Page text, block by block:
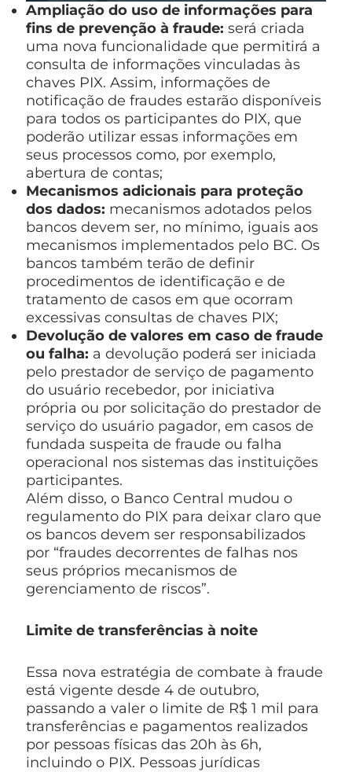
Ampliação do uso de informações para
fins de prevenção à fraude: será criada
uma nova funcionalidade que permitirá a
consulta de informações vinculadas às
chaves PIX. Assim, informações de
notificação de fraudes estarão disponíveis
para todos os participantes do PIX, que
poderão utilizar essas informações em
seus processos como, por exemplo,
abertura de contas;
Mecanismos adicionais para proteção
dos dados: mecanismos adotados pelos
bancos devem ser, no mínimo, iguais aos
mecanismos implementados pelo BC. Os
bancos também terão de definir
procedimentos de identificação e de
tratamento de casos em que ocorram
excessivas consultas de chaves PIX;
Devolução de valores em caso de fraude
ou falha: a devolução poderá ser iniciada
pelo prestador de serviço de pagamento
do usuário recebedor, por iniciativa
própria ou por solicitação do prestador de
serviço do usuário pagador, em casos de
fundada suspeita de fraude ou falha
operacional nos sistemas das instituições
participantes.
Além disso, o Banco Central mudou o
regulamento do PIX para deixar claro que
os bancos devem ser responsabilizados
por “fraudes decorrentes de falhas nos
seus próprios mecanismos de
gerenciamento de riscos”.
Limite de transferências à noite
Essa nova estratégia de combate à fraude
está vigente desde 4 de outubro,
passando a valer o limite de R$ 1 mil para
transferências e pagamentos realizados
por pessoas físicas das 20h às 6h,
incluindo o PIX. Pessoas jurídicas